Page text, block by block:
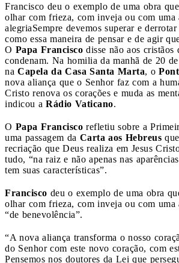
Francisco deu o exemplo de uma obra
olhar com frieza, com inveja ou com uma
alegriaSempre devemos superar e
como essa maneira de pensar e de agir
O Papa Francisco disse não aos cristãos
condenam. Na homilia da manhã de 20
na Capela da Casa Santa Marta, o
nova aliança que o Senhor faz com a
Cristo renova os corações e muda as
indicou a Rádio Vaticano.
O Papa Francisco refletiu sobre a
uma passagem da Carta aos Hebreus
recriação que Deus realiza em Jesus
tudo, “na raiz e não apenas nas
tem suas características”.
Francisco deu o exemplo de uma obra
olhar com frieza, com inveja ou com uma
“de benevolência”.
“A nova aliança transforma o nosso
do Senhor com este novo coração, com
Pensemos nos doutores da Lei que